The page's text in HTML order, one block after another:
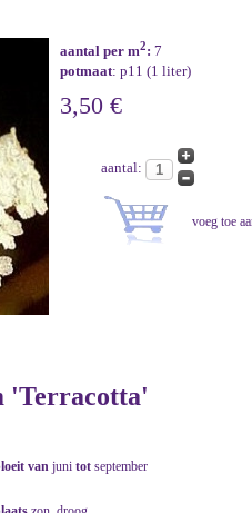
aantal per m2: 7
potmaat: p11 (1 liter)
3,50 €
aantal:
'Terracotta'
van juni tot september